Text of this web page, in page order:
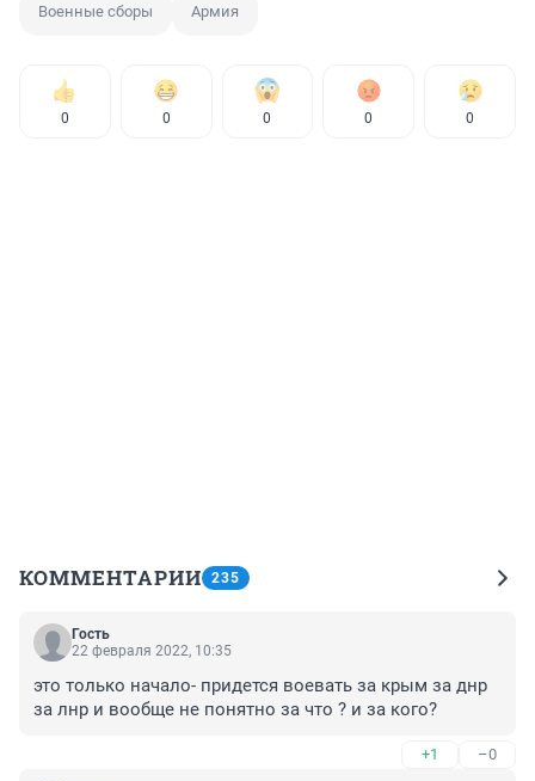
Военные сборы Армия
0 0 0 0 0
КОММЕНТАРИИ 235
Гость
22 февраля 2022, 10:35
это только начало- придется воевать за крым за днр
за лнр и вообще не понятно за что ? и за кого?
+1 –0